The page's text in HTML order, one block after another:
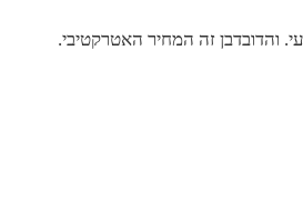
והדובדבן זה המחיר האטרקטיבי.